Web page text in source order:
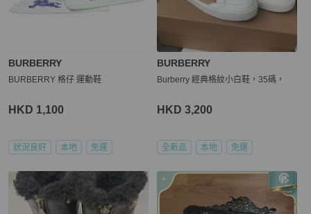
BURBERRY
BURBERRY 格仔 運動鞋
HKD 1,100
狀況良好 本地 免運
BURBERRY
Burberry 經典格紋小白鞋，35碼，
HKD 3,200
全新品 本地 免運